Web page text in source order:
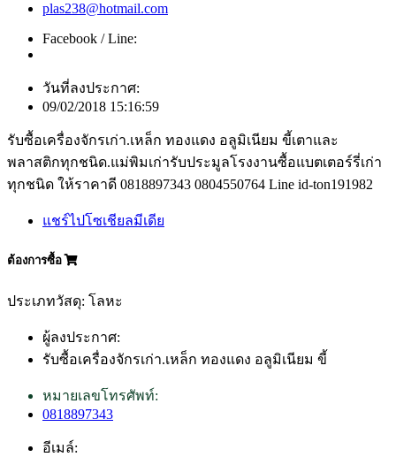
plas238@hotmail.com
Facebook / Line:
วันที่ลงประกาศ:
09/02/2018 15:16:59
รับซื้อเครื่องจักรเก่า.เหล็ก ทองแดง อลูมิเนียม ขี้เตาและ
พลาสติกทุกชนิด.แม่พิมเก่ารับประมูลโรงงานซื้อแบตเตอร์รี่เก่า
ทุกชนิด ให้ราคาดี 0818897343 0804550764 Line id-ton191982
แชร์ไปโซเชียลมีเดีย
ต้องการซื้อ
ประเภทวัสดุ: โลหะ
ผู้ลงประกาศ:
รับซื้อเครื่องจักรเก่า.เหล็ก ทองแดง อลูมิเนียม ขี้
หมายเลขโทรศัพท์:
0818897343
อีเมล์: